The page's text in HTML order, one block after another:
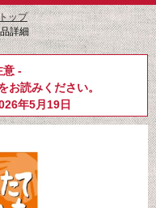
ップ
詳細
意 -
お読みください。
年5月19日